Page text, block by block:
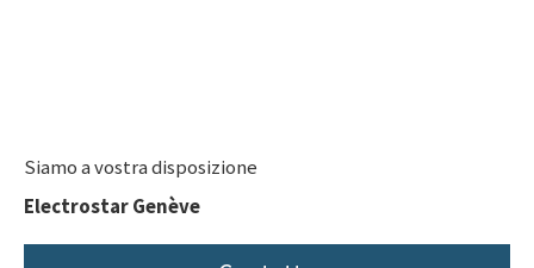
Siamo a vostra disposizione
Electrostar Genève